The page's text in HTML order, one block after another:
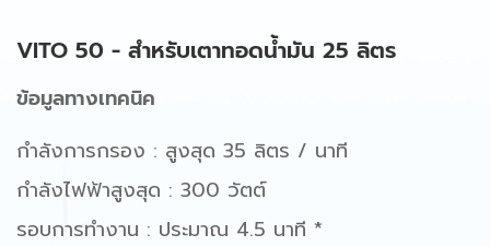
VITO 50 - สำหรับเตาทอดน้ำมัน 25 ลิตร
ข้อมูลทางเทคนิค
กำลังการกรอง : สูงสุด 35 ลิตร / นาที
กำลังไฟฟ้าสูงสุด : 300 วัตต์
รอบการทำงาน : ประมาณ 4.5 นาที *